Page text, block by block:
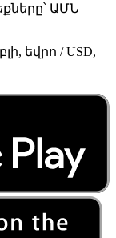
ԱՄՆ
եվրո / USD,